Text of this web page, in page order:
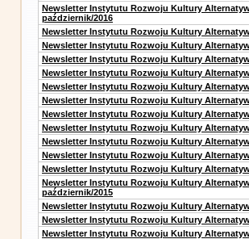
Newsletter Instytutu Rozwoju Kultury
październik/2016
Newsletter Instytutu Rozwoju Kultury
Newsletter Instytutu Rozwoju Kultury
Newsletter Instytutu Rozwoju Kultury
Newsletter Instytutu Rozwoju Kultury
Newsletter Instytutu Rozwoju Kultury
Newsletter Instytutu Rozwoju Kultury
Newsletter Instytutu Rozwoju Kultury
Newsletter Instytutu Rozwoju Kultury
Newsletter Instytutu Rozwoju Kultury
Newsletter Instytutu Rozwoju Kultury
Newsletter Instytutu Rozwoju Kultury
Newsletter Instytutu Rozwoju Kultury
październik/2015
Newsletter Instytutu Rozwoju Kultury
Newsletter Instytutu Rozwoju Kultury
Newsletter Instytutu Rozwoju Kultury